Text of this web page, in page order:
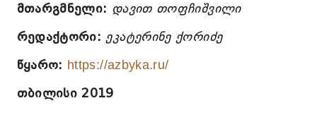
მთარგმნელი: დავით თოფჩიშვილი
რედაქტორი: ეკატერინე ქორიძე
წყარო: https://azbyka.ru/
თბილისი 2019